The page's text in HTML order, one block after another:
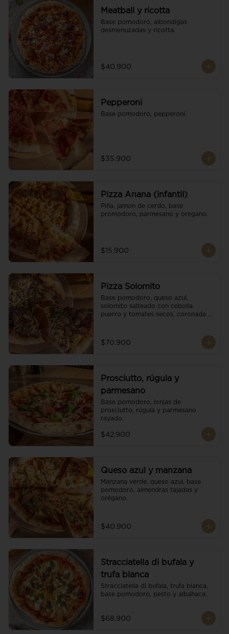
Meatball y ricotta
Base pomodoro, albondigas
desmenuzadas y ricotta.
$40.900
Pepperoni
Base pomodoro, pepperoni.
$35.900
Pizza Anana (infantil)
Piña, jamon de cerdo, base
promodoro, parmesano y oregano.
$15.900
Pizza Solomito
Base pomodoro, queso azul,
solomito salteado con cebolla
puerro y tomates secos, coronada
$70.900
Prosciutto, rúgula y
parmesano
Base pomodoro, lonjas de
prosciutto, rúgula y parmesano
rayado.
$42.900
Queso azul y manzana
Manzana verde, queso azul, base
pomodoro, almendras tajadas y
orégano.
$40.900
Stracciatella di bufala y
trufa blanca
Stracciatella di bufala, trufa blanca,
base pomodoro, pesto y albahaca.
$68.900